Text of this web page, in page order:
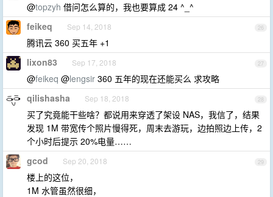
@topzyh 借问怎么算的，我也要算成 24 ^_^
26
feikeq Sep 14, 2018
腾讯云 360 买五年 +1
27
lixon83 Sep 17, 2018
@feikeq @lengsir 360 五年的现在还能买么 求攻略
28
qilishasha Sep 18, 2018
买了究竟能干些啥？都说用来穿透了架设 NAS，我信了，结果
发现 1M 带宽传个照片慢得死，周末去游玩，边拍照边上传，2
个小时后提示 20%电量……
29
gcod Sep 20, 2018
楼上的这位，
1M 水管虽然很细，